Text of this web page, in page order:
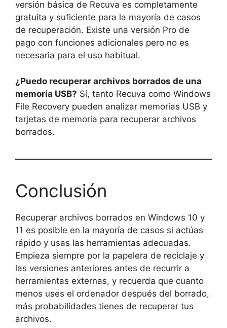
versión básica de Recuva es completamente
gratuita y suficiente para la mayoría de casos
de recuperación. Existe una versión Pro de
pago con funciones adicionales pero no es
necesaria para el uso habitual.
¿Puedo recuperar archivos borrados de una
memoria USB? Sí, tanto Recuva como Windows
File Recovery pueden analizar memorias USB y
tarjetas de memoria para recuperar archivos
borrados.
Conclusión
Recuperar archivos borrados en Windows 10 y
11 es posible en la mayoría de casos si actúas
rápido y usas las herramientas adecuadas.
Empieza siempre por la papelera de reciclaje y
las versiones anteriores antes de recurrir a
herramientas externas, y recuerda que cuanto
menos uses el ordenador después del borrado,
más probabilidades tienes de recuperar tus
archivos.